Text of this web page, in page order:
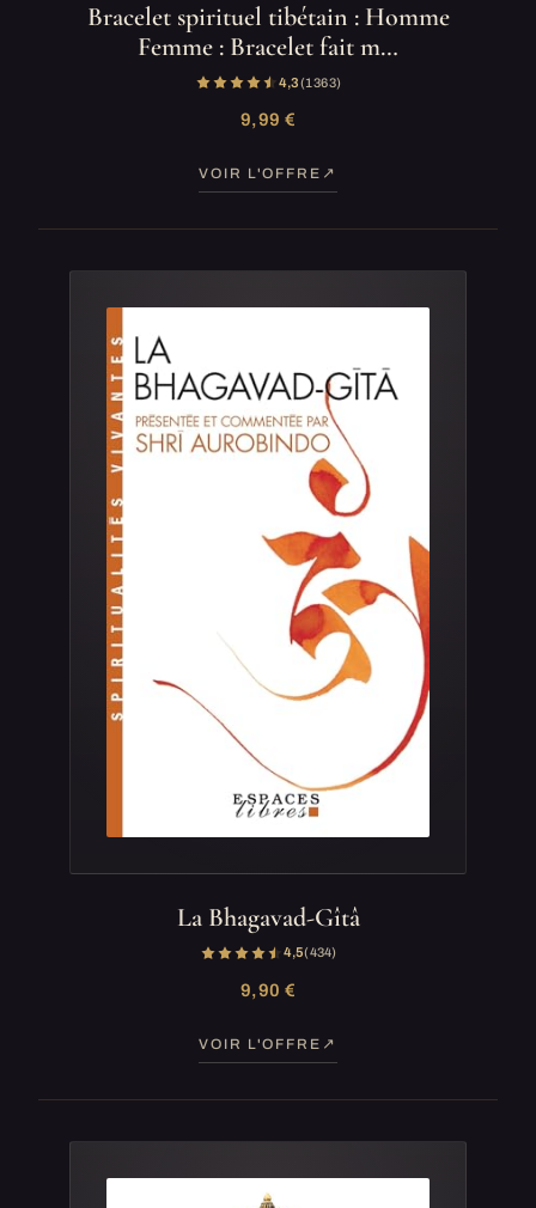
Bracelet spirituel tibétain : Homme
Femme : Bracelet fait m…
4,3(1 363)
9,99 €
VOIR L'OFFRE
La Bhagavad-Gîtâ
4,5(434)
9,90 €
VOIR L'OFFRE